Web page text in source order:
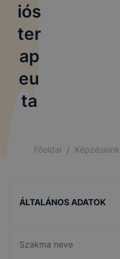
iós
ter
ap
eu
ta
Főoldal / Képzéseink
ÁLTALÁNOS ADATOK
Szakma neve